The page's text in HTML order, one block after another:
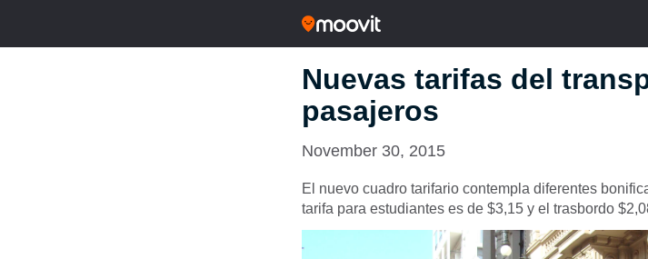
Nuevas tarifas del
pasajeros
November 30, 2015
El nuevo cuadro tarifario contempla diferentes
tarifa para estudiantes es de $3,15 y el trasbordo